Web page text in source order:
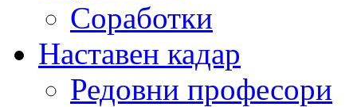
Соработки
Наставен кадар
Редовни професори